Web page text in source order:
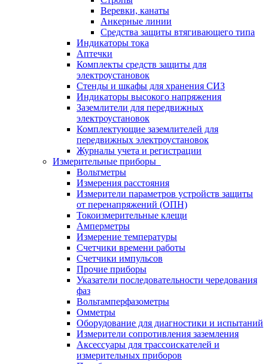
Веревки, канаты
Анкерные линии
Средства защиты втягивающего типа
Индикаторы тока
Аптечки
Комплекты средств защиты для
электроустановок
Стенды и шкафы для хранения СИЗ
Индикаторы высокого напряжения
Заземлители для передвижных
электроустановок
Комплектующие заземлителей для
передвижных электроустановок
Журналы учета и регистрации
Измерительные приборы
Вольтметры
Измерения расстояния
Измерители параметров устройств защиты
от перенапряжений (ОПН)
Токоизмерительные клещи
Амперметры
Измерение температуры
Счетчики времени работы
Счетчики импульсов
Прочие приборы
Указатели последовательности чередования
фаз
Вольтамперфазометры
Омметры
Оборудование для диагностики и испытаний
Измерители сопротивления заземления
Аксессуары для трассоискателей и
измерительных приборов